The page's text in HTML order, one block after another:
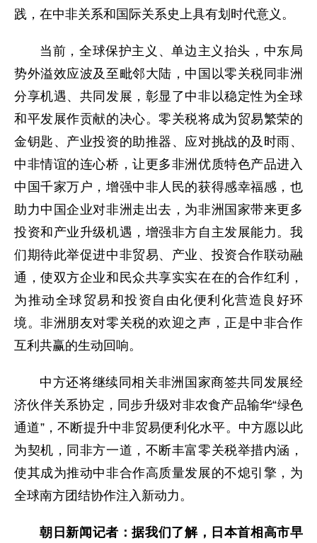
践，在中非关系和国际关系史上具有划时代意义。
当前，全球保护主义、单边主义抬头，中东局
势外溢效应波及至毗邻大陆，中国以零关税同非洲
分享机遇、共同发展，彰显了中非以稳定性为全球
和平发展作贡献的决心。零关税将成为贸易繁荣的
金钥匙、产业投资的助推器、应对挑战的及时雨、
中非情谊的连心桥，让更多非洲优质特色产品进入
中国千家万户，增强中非人民的获得感幸福感，也
助力中国企业对非洲走出去，为非洲国家带来更多
投资和产业升级机遇，增强非方自主发展能力。我
们期待此举促进中非贸易、产业、投资合作联动融
通，使双方企业和民众共享实实在在的合作红利，
为推动全球贸易和投资自由化便利化营造良好环
境。非洲朋友对零关税的欢迎之声，正是中非合作
互利共赢的生动回响。
中方还将继续同相关非洲国家商签共同发展经
济伙伴关系协定，同步升级对非农食产品输华“绿色
通道”，不断提升中非贸易便利化水平。中方愿以此
为契机，同非方一道，不断丰富零关税举措内涵，
使其成为推动中非合作高质量发展的不熄引擎，为
全球南方团结协作注入新动力。
朝日新闻记者：据我们了解，日本首相高市早